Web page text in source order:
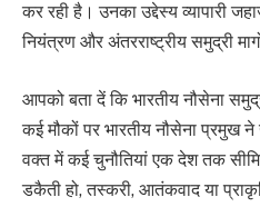
कर रही है। उनका उद्देस्य व्यापारी
नियंत्रण और अंतरराष्ट्रीय समुद्री
आपको बता दें कि भारतीय नौसेना
कई मौकों पर भारतीय नौसेना प्रमुख ने
वक्त में कई चुनौतियां एक देश तक
डकैती हो, तस्करी, आतंकवाद या